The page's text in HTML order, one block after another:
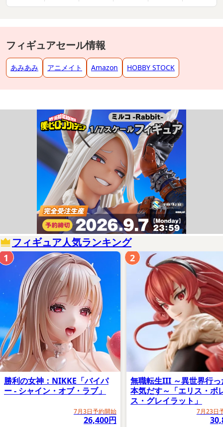
フィギュアセール情報
あみあみ アニメイト Amazon HOBBY STOCK
フィギュア人気ランキング
勝利の女神：NIKKE「バイパ
ー - シャイン・オブ・ラブ」
7月3日予約開始
26,400円
1
無職転生III ～異世界行っ
本気だす～「エリス・ボ
ス・グレイラット」
7月23日
2